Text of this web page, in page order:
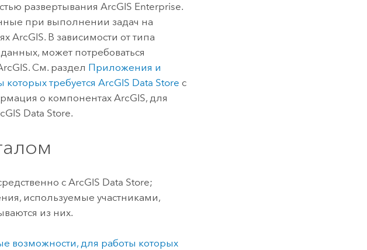
развертыванияArcGIS Enterprise.
при выполнении задач на
ArcGIS. В зависимости от типа
может потребоваться
См. раздел Приложения и
требуетсяArcGIS Data Store с
о компонентах ArcGIS, для
Data Store.
сArcGIS Data Store;
используемые участниками,
из них.
возможности, для работы которых